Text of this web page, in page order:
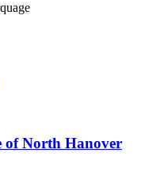
of North Hanover